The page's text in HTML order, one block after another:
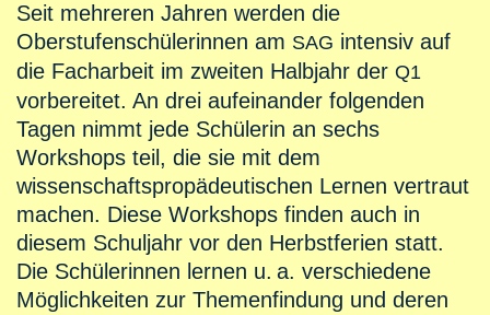
Seit mehreren Jahren werden die
Oberstufenschülerinnen am SAG intensiv auf
die Facharbeit im zweiten Halbjahr der Q1
vorbereitet. An drei aufeinander folgenden
Tagen nimmt jede Schülerin an sechs
Workshops teil, die sie mit dem
wissenschaftspropädeutischen Lernen vertraut
machen. Diese Workshops finden auch in
diesem Schuljahr vor den Herbstferien statt.
Die Schülerinnen lernen u. a. verschiedene
Möglichkeiten zur Themenfindung und deren